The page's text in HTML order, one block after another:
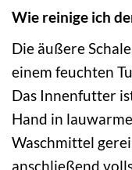
Wie reinige ich
Die äußere
einem feuchten
Das Innenfutter
Hand in
Waschmittel
anschließend